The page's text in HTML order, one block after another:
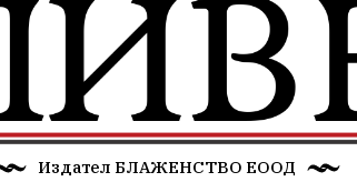
Издател БЛАЖЕНСТВО ЕООД